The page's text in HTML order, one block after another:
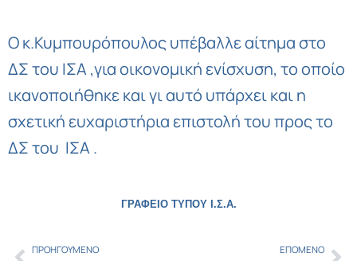
Ο κ.Κυμπουρόπουλος υπέβαλλε αίτημα στο
ΔΣ του ΙΣΑ ,για οικονομική ενίσχυση, το οποίο
ικανοποιήθηκε και γι αυτό υπάρχει και η
σχετική ευχαριστήρια επιστολή του προς το
ΔΣ του ΙΣΑ .
ΓΡΑΦΕΙΟ ΤΥΠΟΥ Ι.Σ.Α.
ΠΡΟΗΓΟΎΜΕΝΟ ΕΠΌΜΕΝΟ